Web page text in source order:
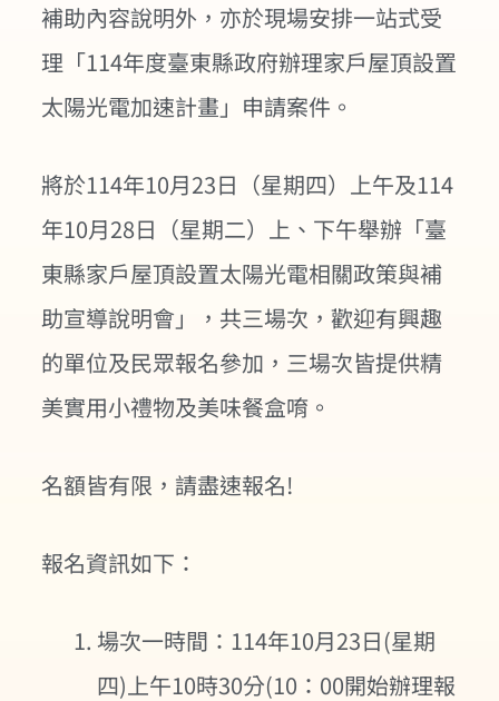
補助內容說明外，亦於現場安排一站式受
理「114年度臺東縣政府辦理家戶屋頂設置
太陽光電加速計畫」申請案件。
將於114年10月23日（星期四）上午及114
年10月28日（星期二）上、下午舉辦「臺
東縣家戶屋頂設置太陽光電相關政策與補
助宣導說明會」，共三場次，歡迎有興趣
的單位及民眾報名參加，三場次皆提供精
美實用小禮物及美味餐盒唷。
名額皆有限，請盡速報名!
報名資訊如下：
場次一時間：114年10月23日(星期
四)上午10時30分(10：00開始辦理報